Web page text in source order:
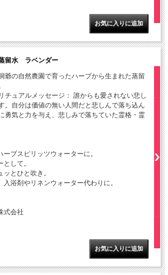
留水 ラベンダー
爺の自然農園で育ったハーブから生まれた蒸留
チュアルメッセージ： 誰からも愛されない悲し
。自分は価値の無い人間だと悲しんで落ち込ん
勇気と力を与え、悲しみで落ちていた霊格・霊
ブスピリッツウォーターに。
して。
とひと吹き。
浴剤やリネンウォーター代わりに。
式会社